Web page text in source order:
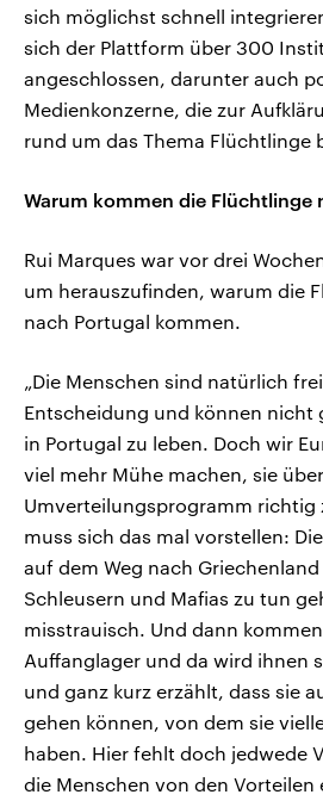
sich möglichst schnell
sich der Plattform über 300
angeschlossen, darunter auch
Medienkonzerne, die zur
rund um das Thema Flüchtlinge
Warum kommen die Flüchtlinge
Rui Marques war vor drei
um herauszufinden, warum die
nach Portugal kommen.
„Die Menschen sind natürlich
Entscheidung und können nicht
in Portugal zu leben. Doch wir
viel mehr Mühe machen, sie
Umverteilungsprogramm richtig
muss sich das mal vorstellen:
auf dem Weg nach
Schleusern und Mafias zu tun
misstrauisch. Und dann
Auffanglager und da wird ihnen
und ganz kurz erzählt, dass sie
gehen können, von dem sie
haben. Hier fehlt doch jedwede
die Menschen von den Vorteilen